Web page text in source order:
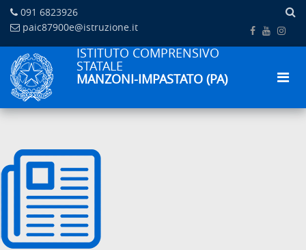
091 6823926
paic87900e@istruzione.it
ISTITUTO COMPRENSIVO
STATALE
MANZONI-IMPASTATO (PA)